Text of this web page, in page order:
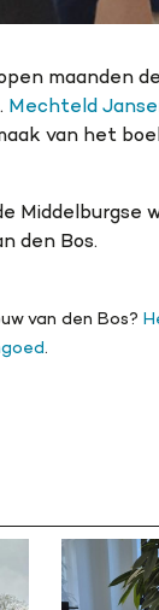
maanden
Mechteld
van het
den Bos.
van den Bos?
.